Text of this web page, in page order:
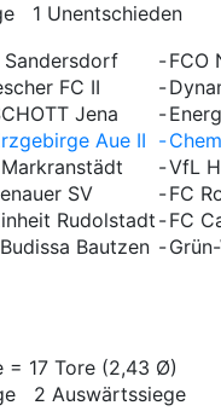
1 Unentschieden
Sandersdorf -FCO
FC II -
Jena -
Aue II -
-VfL
SV -FC
Rudolstadt -FC
Bautzen -
17 Tore (2,43 Ø)
2 Auswärtssiege